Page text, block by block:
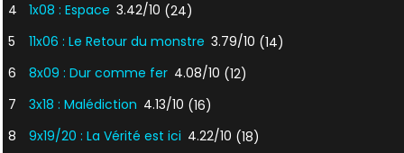
4
1x08 : Espace 3.42/10 (24)
5
11x06 : Le Retour du monstre 3.79/10 (14)
6
8x09 : Dur comme fer 4.08/10 (12)
7
3x18 : Malédiction 4.13/10 (16)
8
9x19/20 : La Vérité est ici 4.22/10 (18)